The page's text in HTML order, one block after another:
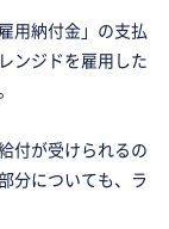
用納付金」の支払
ンジドを雇用した
付が受けられるの
分についても、ラ